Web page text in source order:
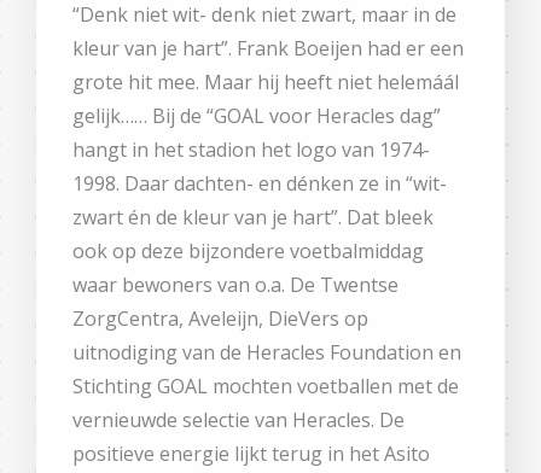
“Denk niet wit- denk niet zwart, maar in de
kleur van je hart”. Frank Boeijen had er een
grote hit mee. Maar hij heeft niet helemáál
gelijk…… Bij de “GOAL voor Heracles dag”
hangt in het stadion het logo van 1974-
1998. Daar dachten- en dénken ze in “wit-
zwart én de kleur van je hart”. Dat bleek
ook op deze bijzondere voetbalmiddag
waar bewoners van o.a. De Twentse
ZorgCentra, Aveleijn, DieVers op
uitnodiging van de Heracles Foundation en
Stichting GOAL mochten voetballen met de
vernieuwde selectie van Heracles. De
positieve energie lijkt terug in het Asito